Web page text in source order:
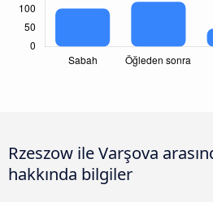
Rzeszow ile Varşova
hakkında bilgiler